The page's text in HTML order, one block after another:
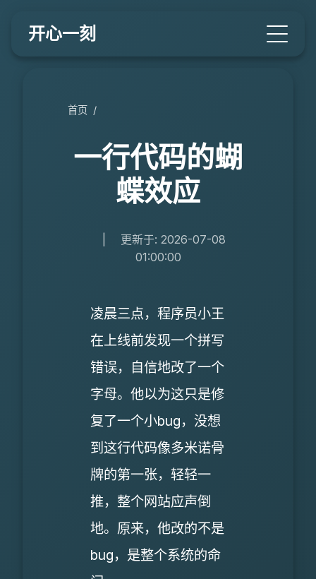
开心一刻
首页 /
一行代码的蝴
蝶效应
更新于: 2026-07-08
01:00:00
凌晨三点，程序员小王
在上线前发现一个拼写
错误，自信地改了一个
字母。他以为这只是修
复了一个小bug，没想
到这行代码像多米诺骨
牌的第一张，轻轻一
推，整个网站应声倒
地。原来，他改的不是
bug，是整个系统的命